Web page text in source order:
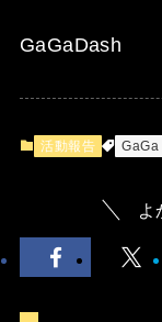
GaGaDash
活動報告 GaGa
よ